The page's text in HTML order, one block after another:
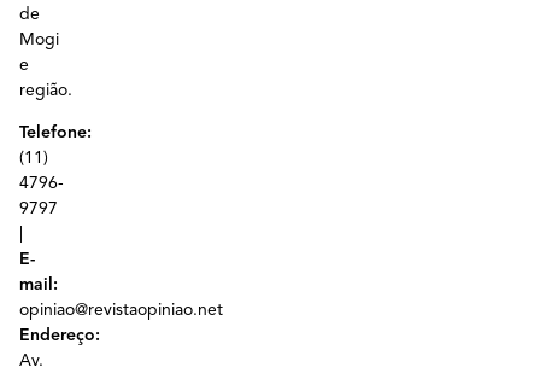
de
Mogi
e
região.
Telefone:
(11)
4796-
9797
E-
mail:
opiniao@revistaopiniao.net
Endereço:
Av.